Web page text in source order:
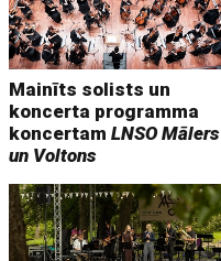
Mainīts solists un
koncerta programma
koncertamLNSO Mālers
un Voltons